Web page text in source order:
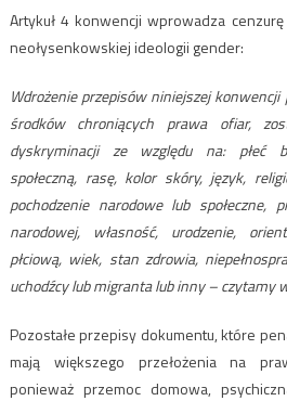
Artykuł 4 konwencji wprowadza
neołysenkowskiej ideologii gender:
Wdrożenie przepisów niniejszej
środków chroniących prawa ofiar,
dyskryminacji ze względu na: płeć
społeczną, rasę, kolor skóry, język,
pochodzenie narodowe lub społeczne,
narodowej, własność, urodzenie,
płciową, wiek, stan zdrowia,
uchodźcy lub migranta lub inny – czytamy
Pozostałe przepisy dokumentu, które
mają większego przełożenia na
ponieważ przemoc domowa,